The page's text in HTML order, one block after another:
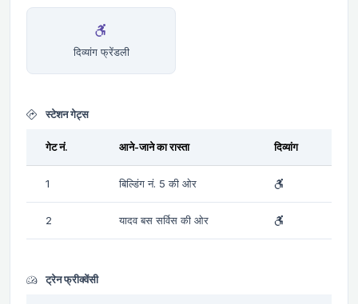
दिव्यांग फ्रेंडली
स्टेशन गेट्स
गेट नं. आने-जाने का रास्ता दिव्यांग
1 बिल्डिंग नं. 5 की ओर
2 यादव बस सर्विस की ओर
ट्रेन फ्रीक्वेंसी